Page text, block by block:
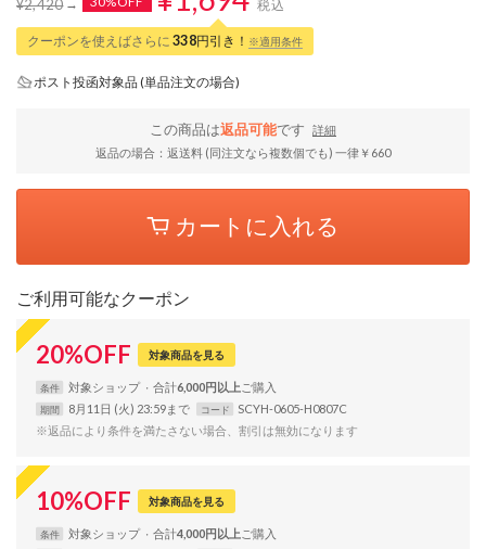
¥2,420 税込
クーポンを使えばさらに 338円引き！ ※適用条件
ポスト投函対象品 (単品注文の場合)
この商品は返品可能です
詳細
返品の場合：返送料 (同注文なら複数個でも) 一律￥660
カートに入れる
ご利用可能なクーポン
20%OFF 対象商品を見る
条件 対象ショップ 合計6,000円以上
期間 8月11日 (火) 23:59まで コード
SCYH-0605-H0807C
※返品により条件を満たさない場合、割引は無効になります
10%OFF 対象商品を見る
条件 対象ショップ 合計4,000円以上